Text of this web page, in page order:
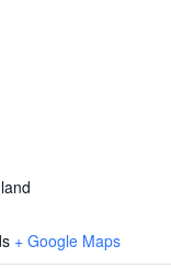
+ Google Maps